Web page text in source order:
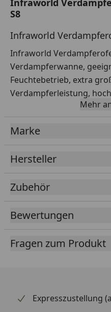
Infraworld
S8
Infraworld
Infraworld
Verdampferwanne,
Feuchtebetrieb, extra
Verdampferleistung,
Aluminium-Druckguss-
Edelstahl, Außenmantel
Lackierung,
Kräutern und
Saunasteine.
Leistung: 7,5 / 9 kW 400 V
HxBxT: 760 x 450 x 380 mm
5 kW : Gerätemaß inkl.
(Ofenschutzgitter-
Mehr
Marke
Hersteller
Zubehör
Bewertungen
Fragen zum Produkt
Expresszustellung